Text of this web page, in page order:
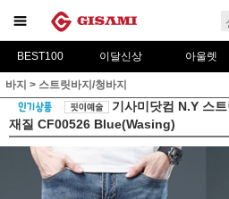
BEST100 이달신상 아울렛
바지 > 스트릿바지/청바지
기사미닷컴 N.Y 스
재질 CF00526 Blue(Wasing)